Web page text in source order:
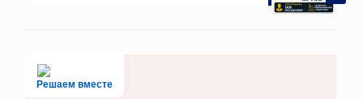
Решаем вместе